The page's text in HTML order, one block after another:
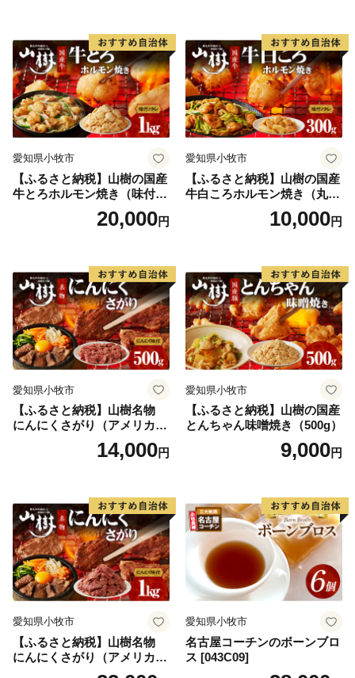
礼として当町お礼の品を進呈しています。
【対象となるのは】町外在住の方で、１回1,000円以上
ふるさと納税(寄附)をされた方が対象となります。
●お届けの日付指定はお受けしておりません。
●長期不在のご予定があれば備考欄にご記入ください。
●お申し込み後のお礼の品の変更は受けかねますので、
ご了承ください。
●ご注文の状況によっては、一時的に品切れが発生する
場合があります。
●色調が実物と異なる場合があります。
●写真はイメージです。小物類は商品に含まれません。
タレ にんにく バーベキュー
BBQ 炒め物 ホルモン丼 野菜
炒め 焼きうどん 下処理済み
愛知県 小牧市 冷凍 送料無料
愛知県小牧市
【ふるさと納税】山樹の国産
牛とろホルモン焼き（味付
20,000円
愛知県小牧市
【ふるさと納税】山樹の国産
牛白ころホルモン焼き（丸
腸）味付 300g 肉 牛肉 山
樹 国産牛 白ころホルモン焼
ベキュー 炒め物 ホルモン丼
野菜炒め 焼きうどん 下処理
済み 愛知県 小牧市 送料無料
10,000円
愛知県小牧市
【ふるさと納税】山樹名物
にんにくさがり（アメリカ産
14,000円
愛知県小牧市
【ふるさと納税】山樹の国産
とんちゃん味噌焼き（500g）
9,000円
愛知県小牧市
【ふるさと納税】山樹名物
にんにくさがり（アメリカ産
愛知県小牧市
名古屋コーチンのボーンブロ
ス [043C09]